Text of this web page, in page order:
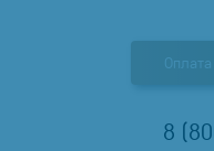
8